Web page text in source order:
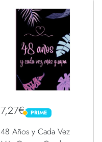
7,27€ PRIME
PRIME
48 Años y Cada Vez